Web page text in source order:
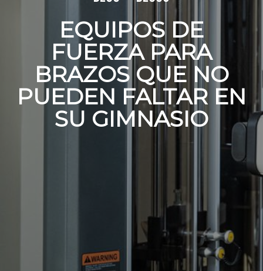
EQUIPOS DE
FUERZA PARA
BRAZOS QUE NO
PUEDEN FALTAR EN
SU GIMNASIO